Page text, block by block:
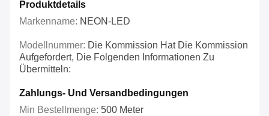
Produktdetails
Markenname: NEON-LED
Modellnummer: Die Kommission Hat Die Kommission
Aufgefordert, Die Folgenden Informationen Zu
Übermitteln:
Zahlungs- Und Versandbedingungen
Min Bestellmenge: 500 Meter